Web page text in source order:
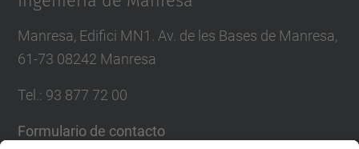
Manresa, Edifici MN1. Av. de les Bases de Manresa,
61-73 08242 Manresa
Tel.: 93 877 72 00
Formulario de contacto